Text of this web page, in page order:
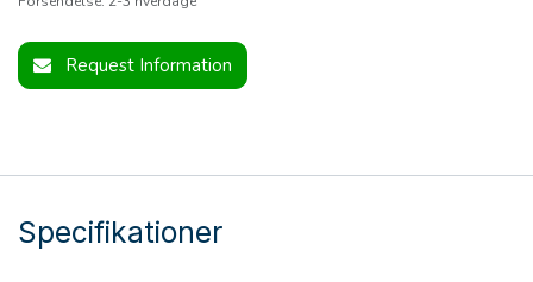
Request Information
Specifikationer